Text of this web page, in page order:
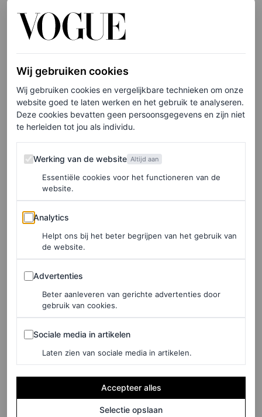
Wij gebruiken cookies
Wij gebruiken cookies en vergelijkbare technieken om onze
website goed te laten werken en het gebruik te analyseren.
Deze cookies bevatten geen persoonsgegevens en zijn niet
te herleiden tot jou als individu.
Werking van de website
Werking van de website Altijd aan
Essentiële cookies voor het functioneren van de
website.
Analytics
Analytics
Helpt ons bij het beter begrijpen van het gebruik van
de website.
Advertenties
Advertenties
Beter aanleveren van gerichte advertenties door
gebruik van cookies.
Sociale media in artikelen
Sociale media in artikelen
Laten zien van sociale media in artikelen.
Accepteer alles
Selectie opslaan